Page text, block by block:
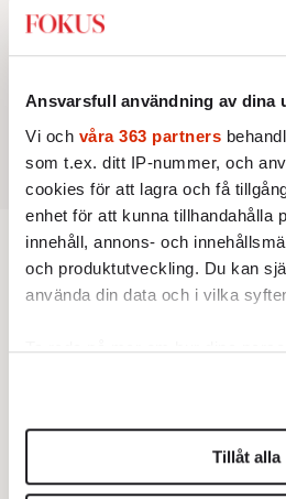
Ansvarsfull användning av dina
Vi och våra 363 partners
som t.ex. ditt IP-nummer, och
cookies för att lagra och få
enhet för att kunna tillhandahålla
innehåll, annons- och
och produktutveckling. Du kan
använda din data och i vilka
Ta reda på mer om hur dina
Du kan ändra eller dra tillbaka
helst från cookie-förklaringen.
Vi använder enhetsidentifierare
Tillåt alla
AKTUELLT POLITIK VAL 2026
Väljarna är svala
arbetslösheten –
Regeringen vill prata
inflationsbekämpning.
höga arbetslösheten kan